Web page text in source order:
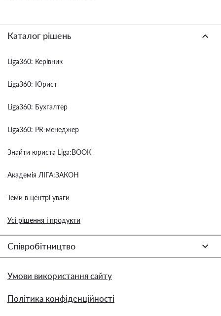
Каталог рішень
Liga360: Керівник
Liga360: Юрист
Liga360: Бухгалтер
Liga360: PR-менеджер
Знайти юриста Liga:BOOK
Академія ЛІГА:ЗАКОН
Теми в центрі уваги
Усі рішення і продукти
Співробітництво
Умови використання сайту
Політика конфіденційності